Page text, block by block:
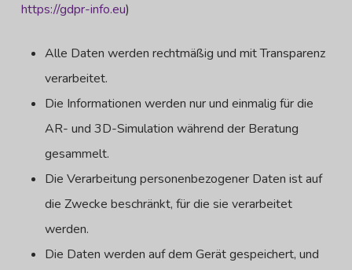
https://gdpr-info.eu)
Alle Daten werden rechtmäßig und mit Transparenz
verarbeitet.
Die Informationen werden nur und einmalig für die
AR- und 3D-Simulation während der Beratung
gesammelt.
Die Verarbeitung personenbezogener Daten ist auf
die Zwecke beschränkt, für die sie verarbeitet
werden.
Die Daten werden auf dem Gerät gespeichert, und